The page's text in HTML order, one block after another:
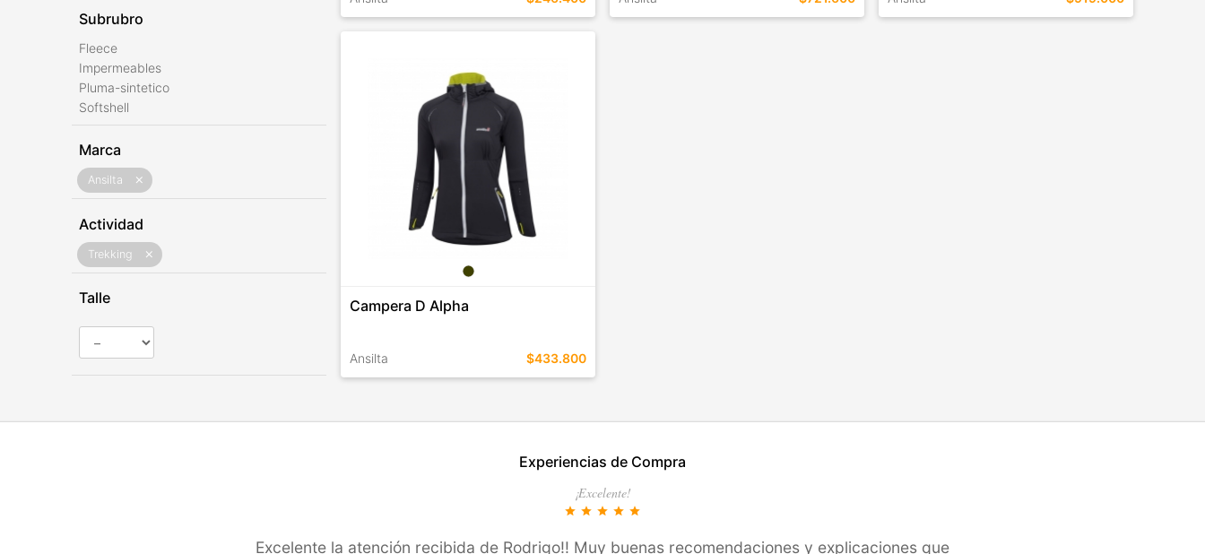
Subrubro
Fleece
Impermeables
Pluma-sintetico
Softshell
Marca
Ansilta close
Actividad
Trekking close
Talle
COMPRAR
Campera D Alpha
Ansilta $433.800
Experiencias de Compra
¡Excelente!
star star star star star
Excelente la atención recibida de Rodrigo!! Muy buenas recomendaciones y explicaciones que